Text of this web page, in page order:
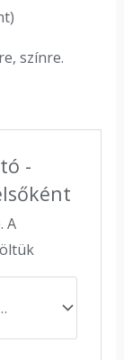
színre.
-
A